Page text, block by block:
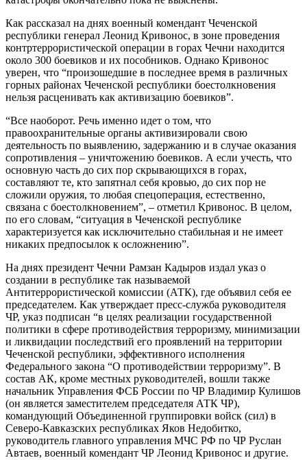
Как рассказал на днях военный комендант Чеченской
республики генерал Леонид Кривонос, в зоне проведения
контртеррористической операции в горах Чечни находится
около 300 боевиков и их пособников. Однако Кривонос
уверен, что “произошедшие в последнее время в различных
горных районах Чеченской республики боестолкновения
нельзя расценивать как активизацию боевиков”.
“Все наоборот. Речь именно идет о том, что
правоохранительные органы активизировали свою
деятельность по выявлению, задержанию и в случае оказания
сопротивления – уничтожению боевиков. А если учесть, что
основную часть до сих пор скрывающихся в горах,
составляют те, кто запятнал себя кровью, до сих пор не
сложили оружия, то любая спецоперация, естественно,
связана с боестолкновением”, – отметил Кривонос. В целом,
по его словам, “ситуация в Чеченской республике
характеризуется как исключительно стабильная и не имеет
никаких предпосылок к осложнению”.
На днях президент Чечни Рамзан Кадыров издал указ о
создании в республике так называемой
Антитеррористической комиссии (АТК), где объявил себя ее
председателем. Как утверждает пресс-служба руководителя
ЧР, указ подписан “в целях реализации государственной
политики в сфере противодействия терроризму, минимизации
и ликвидации последствий его проявлений на территории
Чеченской республики, эффективного исполнения
Федерального закона “О противодействии терроризму”. В
состав АК, кроме местных руководителей, вошли также
начальник Управления ФСБ России по ЧР Владимир Кулишов
(он является заместителем председателя АТК ЧР),
командующий Объединенной группировки войск (сил) в
Северо-Кавказских республиках Яков Недобитко,
руководитель главного управления МЧС РФ по ЧР Руслан
Автаев, военный комендант ЧР Леонид Кривонос и другие.